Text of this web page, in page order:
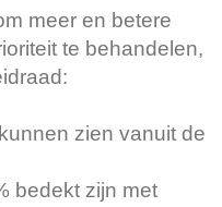
meer en betere
te behandelen,
zien vanuit de
bedekt zijn met